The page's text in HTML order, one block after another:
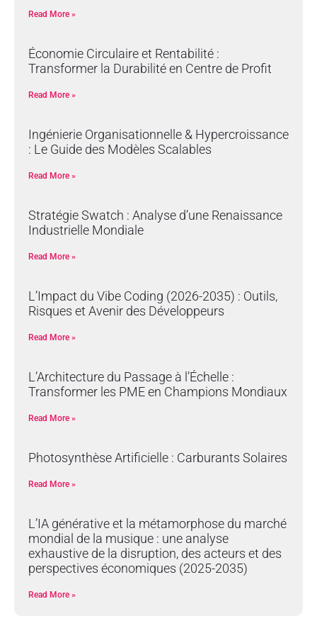
Read More »
Économie Circulaire et Rentabilité :
Transformer la Durabilité en Centre de Profit
Read More »
Ingénierie Organisationnelle & Hypercroissance
: Le Guide des Modèles Scalables
Read More »
Stratégie Swatch : Analyse d’une Renaissance
Industrielle Mondiale
Read More »
L’Impact du Vibe Coding (2026-2035) : Outils,
Risques et Avenir des Développeurs
Read More »
L’Architecture du Passage à l’Échelle :
Transformer les PME en Champions Mondiaux
Read More »
Photosynthèse Artificielle : Carburants Solaires
Read More »
L’IA générative et la métamorphose du marché
mondial de la musique : une analyse
exhaustive de la disruption, des acteurs et des
perspectives économiques (2025-2035)
Read More »